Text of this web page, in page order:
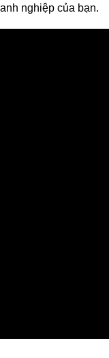
nghiệp của bạn.